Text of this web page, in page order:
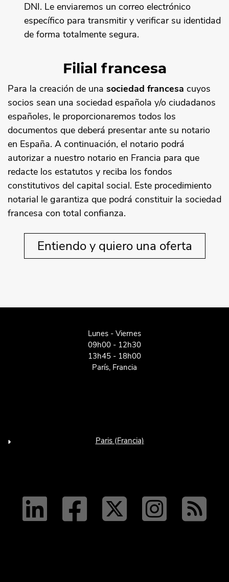
DNI. Le enviaremos un correo electrónico
específico para transmitir y verificar su identidad
de forma totalmente segura.
Filial francesa
Para la creación de una sociedad francesa cuyos
socios sean una sociedad española y/o ciudadanos
españoles, le proporcionaremos todos los
documentos que deberá presentar ante su notario
en España. A continuación, el notario podrá
autorizar a nuestro notario en Francia para que
redacte los estatutos y reciba los fondos
constitutivos del capital social. Este procedimiento
notarial le garantiza que podrá constituir la sociedad
francesa con total confianza.
Entiendo y quiero una oferta
Lunes - Viernes
09h00 - 12h30
13h45 - 18h00
París, Francia
Paris (Francia)
linkedin